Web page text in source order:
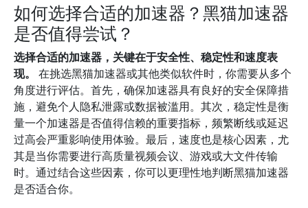
如何选择合适的加速器？黑猫加速器
是否值得尝试？
选择合适的加速器，关键在于安全性、稳定性和速度表
现。
在挑选黑猫加速器或其他类似软件时，你需要从多个
角度进行评估。首先，确保加速器具有良好的安全保障措
施，避免个人隐私泄露或数据被滥用。其次，稳定性是衡
量一个加速器是否值得信赖的重要指标，频繁断线或延迟
过高会严重影响使用体验。最后，速度也是核心因素，尤
其是当你需要进行高质量视频会议、游戏或大文件传输
时。通过结合这些因素，你可以更理性地判断黑猫加速器
是否适合你。